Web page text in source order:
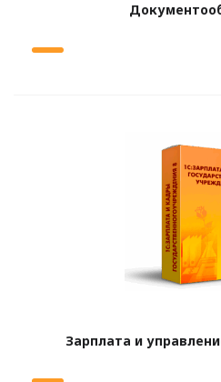
Зарплата и